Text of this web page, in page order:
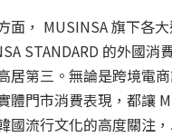
面， MUSINSA 旗下各
STANDARD 的外國消
居第三。無論是跨境電
體門市消費表現，都讓
國流行文化的高度關注